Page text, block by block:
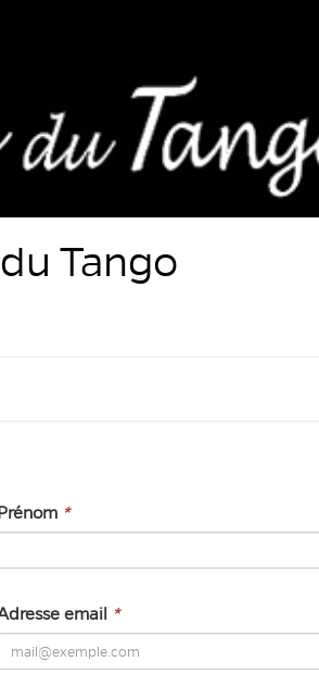
Tango
*
email *